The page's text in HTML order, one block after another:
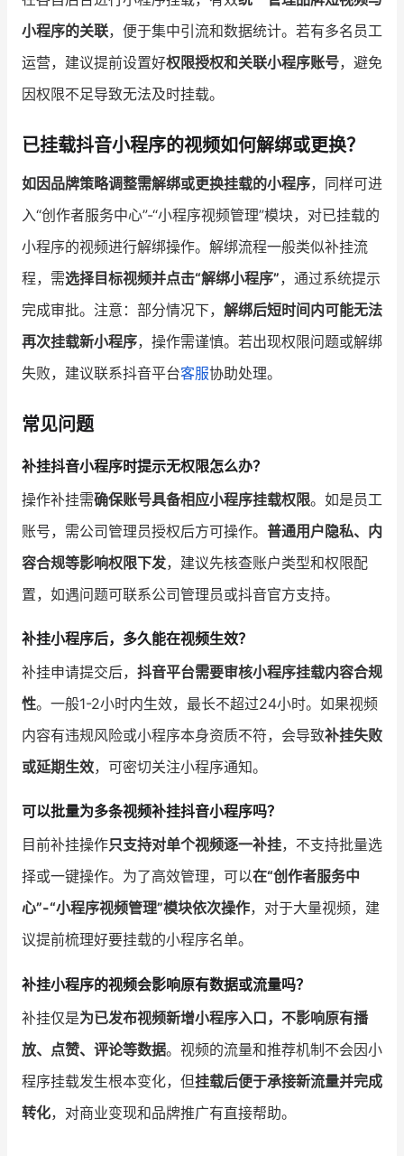
小程序的关联，便于集中引流和数据统计。若有多名员工
运营，建议提前设置好权限授权和关联小程序账号，避免
因权限不足导致无法及时挂载。
已挂载抖音小程序的视频如何解绑或更换？
如因品牌策略调整需解绑或更换挂载的小程序，同样可进
入“创作者服务中心”-“小程序视频管理”模块，对已挂载的
小程序的视频进行解绑操作。解绑流程一般类似补挂流
程，需选择目标视频并点击“解绑小程序”，通过系统提示
完成审批。注意：部分情况下， 解绑后短时间内可能无法
再次挂载新小程序，操作需谨慎。若出现权限问题或解绑
失败，建议联系抖音平台客服协助处理。
常见问题
补挂抖音小程序时提示无权限怎么办？
操作补挂需确保账号具备相应小程序挂载权限。如是员工
账号，需公司管理员授权后方可操作。 普通用户隐私、内
容合规等影响权限下发，建议先核查账户类型和权限配
置，如遇问题可联系公司管理员或抖音官方支持。
补挂小程序后，多久能在视频生效？
补挂申请提交后， 抖音平台需要审核小程序挂载内容合规
性。一般1-2小时内生效，最长不超过24小时。如果视频
内容有违规风险或小程序本身资质不符，会导致补挂失败
或延期生效，可密切关注小程序通知。
可以批量为多条视频补挂抖音小程序吗？
目前补挂操作只支持对单个视频逐一补挂，不支持批量选
择或一键操作。为了高效管理，可以在“创作者服务中
心”-“小程序视频管理”模块依次操作，对于大量视频，建
议提前梳理好要挂载的小程序名单。
补挂小程序的视频会影响原有数据或流量吗？
补挂仅是为已发布视频新增小程序入口，不影响原有播
放、点赞、评论等数据。视频的流量和推荐机制不会因小
程序挂载发生根本变化，但挂载后便于承接新流量并完成
转化，对商业变现和品牌推广有直接帮助。